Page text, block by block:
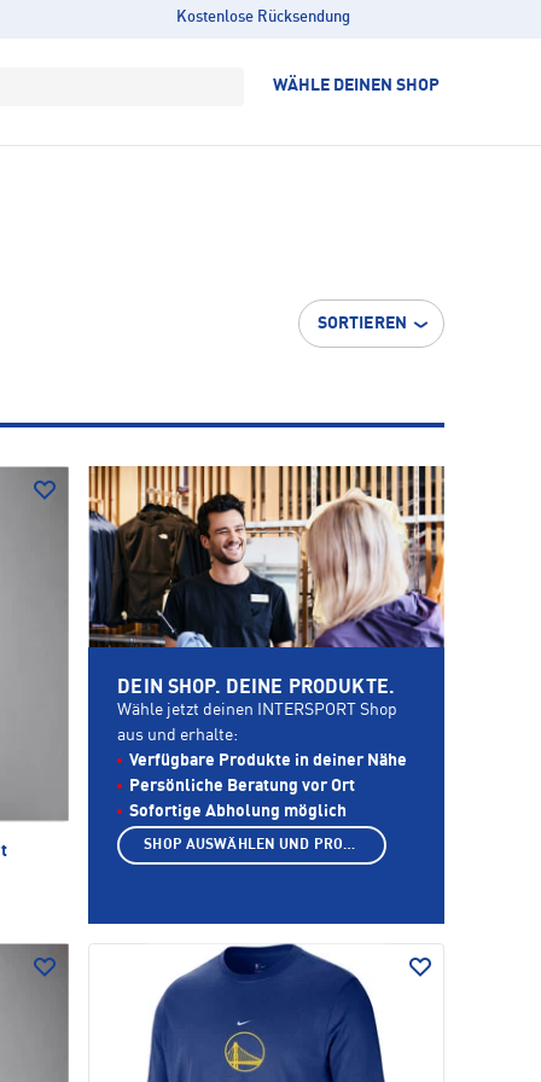
Kostenlose Rücksendung
WÄHLE DEINEN SHOP
SORTIEREN
DEIN SHOP. DEINE PRODUKTE.
Wähle jetzt deinen INTERSPORT Shop
aus und erhalte:
Verfügbare Produkte in deiner Nähe
Persönliche Beratung vor Ort
Sofortige Abholung möglich
SHOP AUSWÄHLEN UND PRODUKTE ANZEIGEN